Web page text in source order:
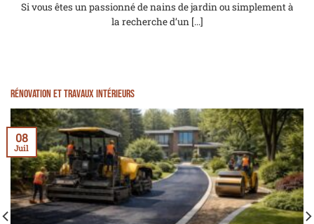
Si vous êtes un passionné de nains de jardin ou simplement à
la recherche d’un [...]
Rénovation et Travaux intérieurs
08
Juil